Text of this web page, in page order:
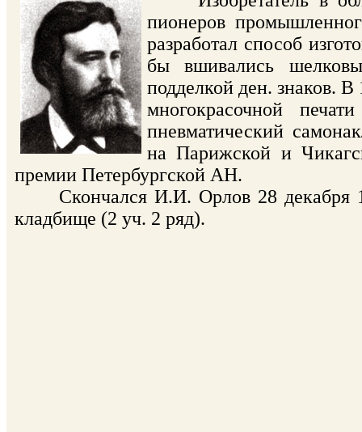
пионеров
разработал способ
бы вшивались
подделкой ден. знаков.
многокрасочной
пневматический
на Парижской и
премии Петербургской АН.
Скончался И.И. Орлов 28 декабря
кладбище (2 уч. 2 ряд).